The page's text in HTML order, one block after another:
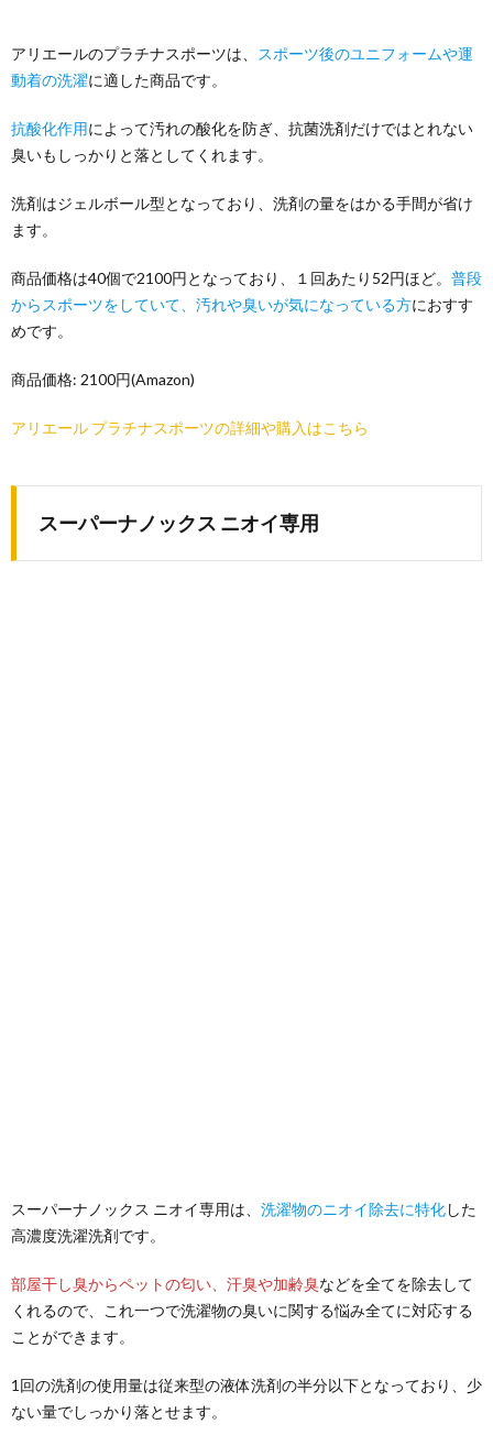
アリエールのプラチナスポーツは、
スポーツ後のユニフォームや運
動着の洗濯に適した商品です。
抗酸化作用によって汚れの酸化を防ぎ、抗菌洗剤だけではとれない
臭いもしっかりと落としてくれます。
洗剤はジェルボール型となっており、洗剤の量をはかる手間が省け
ます。
商品価格は40個で2100円となっており、１回あたり52円ほど。 普段
からスポーツをしていて、汚れや臭いが気になっている方におすす
めです。
商品価格: 2100円(Amazon)
アリエール プラチナスポーツの詳細や購入はこちら
スーパーナノックス ニオイ専用
スーパーナノックス ニオイ専用は、 洗濯物のニオイ除去に特化した
高濃度洗濯洗剤です。
部屋干し臭からペットの匂い、汗臭や加齢臭などを全てを除去して
くれるので、これ一つで洗濯物の臭いに関する悩み全てに対応する
ことができます。
1回の洗剤の使用量は従来型の液体洗剤の半分以下となっており、少
ない量でしっかり落とせます。